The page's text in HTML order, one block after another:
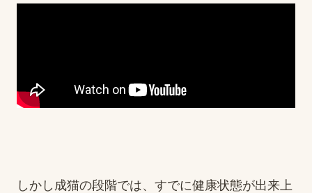
しかし成猫の段階では、すでに健康状態が出来上